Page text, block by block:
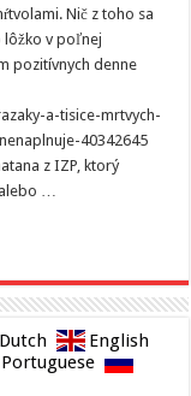
Nič z toho sa
lôžko v poľnej
pozitívnych denne
a-tisice-mrtvych-
40342645
z IZP, ktorý
…
Dutch
English
Portuguese